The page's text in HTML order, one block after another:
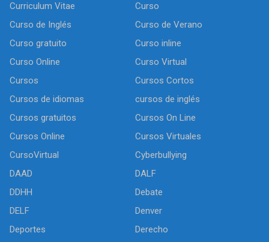
Curriculum Vitae
Curso
Curso de Inglés
Curso de Verano
Curso gratuito
Curso inline
Curso Online
Curso Virtual
Cursos
Cursos Cortos
Cursos de idiomas
cursos de inglés
Cursos gratuitos
Cursos On Line
Cursos Online
Cursos Virtuales
CursoVirtual
Cyberbullying
DAAD
DALF
DDHH
Debate
DELF
Denver
Deportes
Derecho